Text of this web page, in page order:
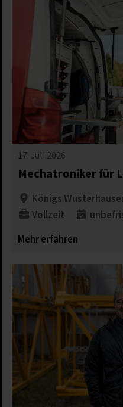
17. Juli 2026
Mechatroniker für
Königs
Vollzeit
Mehr erfahren